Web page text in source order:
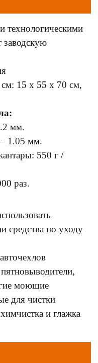
технологическими
заводскую
15 x 55 x 70 см,
мм.
1.05 мм.
550 г /
раз.
средства по уходу
моющие
для чистки
и глажка